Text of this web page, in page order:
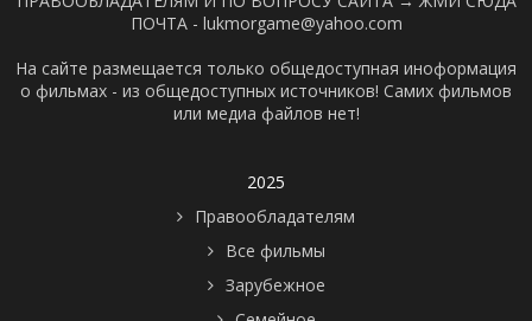
ПОЧТА - lukmorgame@yahoo.com
На сайте размещается только общедоступная иноформация
о фильмах - из общедоступных источников! Самих фильмов
или медиа файлов нет!
2025
Правообладателям
Все фильмы
Зарубежное